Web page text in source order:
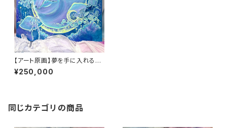
【アート原画】夢を手に入れるイ
ルカ 1点もの アクリル画
¥250,000
同じカテゴリの商品